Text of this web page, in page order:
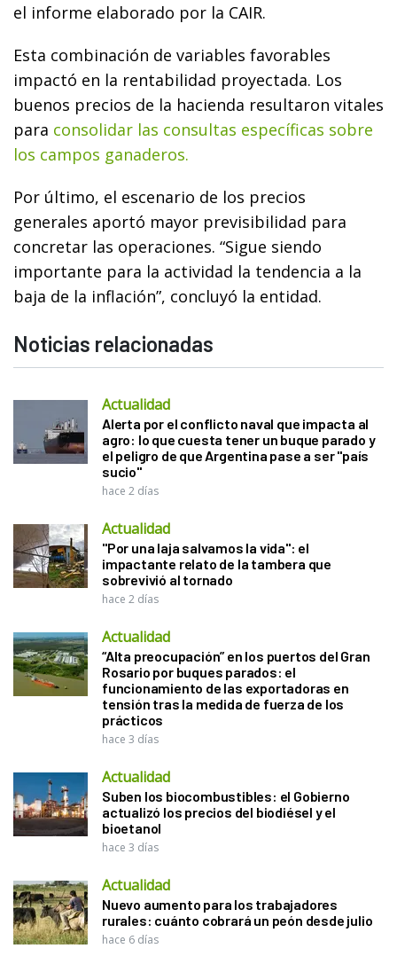
el informe elaborado por la CAIR.
Esta combinación de variables favorables
impactó en la rentabilidad proyectada. Los
buenos precios de la hacienda resultaron vitales
para consolidar las consultas específicas sobre
los campos ganaderos.
Por último, el escenario de los precios
generales aportó mayor previsibilidad para
concretar las operaciones. “Sigue siendo
importante para la actividad la tendencia a la
baja de la inflación”, concluyó la entidad.
Noticias relacionadas
Actualidad
Alerta por el conflicto naval que impacta al
agro: lo que cuesta tener un buque parado y
el peligro de que Argentina pase a ser "país
sucio"
hace 2 días
Actualidad
"Por una laja salvamos la vida": el
impactante relato de la tambera que
sobrevivió al tornado
hace 2 días
Actualidad
“Alta preocupación” en los puertos del Gran
Rosario por buques parados: el
funcionamiento de las exportadoras en
tensión tras la medida de fuerza de los
prácticos
hace 3 días
Actualidad
Suben los biocombustibles: el Gobierno
actualizó los precios del biodiésel y el
bioetanol
hace 3 días
Actualidad
Nuevo aumento para los trabajadores
rurales: cuánto cobrará un peón desde julio
hace 6 días